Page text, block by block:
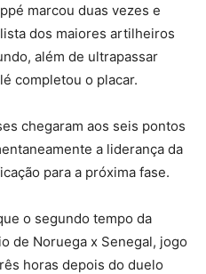
marcou duas vezes e
dos maiores artilheiros
além de ultrapassar
completou o placar.
chegaram aos seis pontos
a liderança da
para a próxima fase.
o segundo tempo da
de Noruega x Senegal, jogo
horas depois do duelo